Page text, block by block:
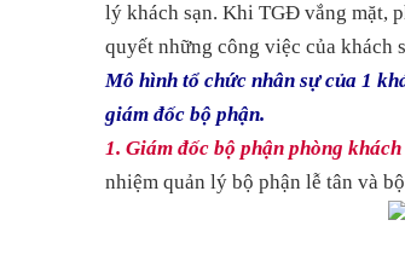
lý khách sạn. Khi TGĐ vắng mặt,
quyết những công việc của khách
Mô hình tổ chức nhân sự của 1
giám đốc bộ phận.
1. Giám đốc bộ phận phòng
nhiệm quản lý bộ phận lễ tân và